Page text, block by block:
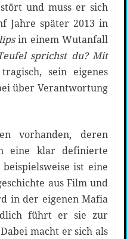
und muss er sich
Jahre später 2013 in
in einem Wutanfall
sprichst du? Mit
sein eigenes
über Verantwortung
vorhanden, deren
eine klar definierte
aus Film und
in der eigenen Mafia
führt er sie zur
macht er sich als